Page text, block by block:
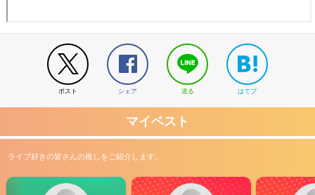
ポスト シェア 送る はてブ
マイベスト
ライブ好きの皆さんの推しをご紹介します。